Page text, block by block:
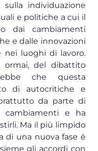
sulla individuazione
e politiche a cui il
dai cambiamenti
e dalle innovazioni
nei luoghi di lavoro.
ormai, del dibattito
che questa
di autocritiche e
da parte di
e ha
Ma il più limpido
di una nuova fase è
gli accordi con